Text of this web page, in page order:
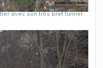
avec son très bref tunnel